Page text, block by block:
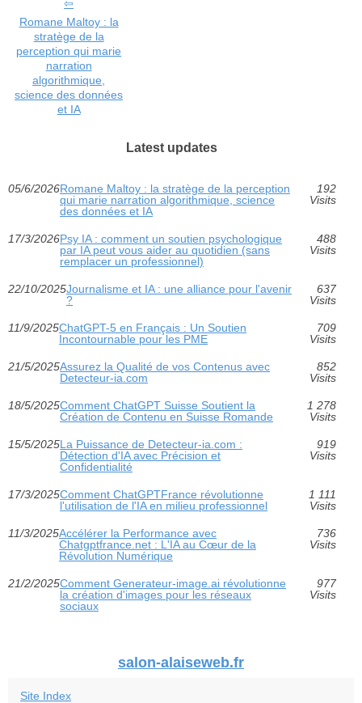
Romane Maltoy : la
stratège de la
perception qui marie
narration
algorithmique,
science des données
et IA
Latest updates
05/6/2026Romane Maltoy : la stratège de la perception
qui marie narration algorithmique, science
des données et IA
192
Visits
17/3/2026Psy IA : comment un soutien psychologique
par IA peut vous aider au quotidien (sans
remplacer un professionnel)
488
Visits
22/10/2025Journalisme et IA : une alliance pour l'avenir
?
637
Visits
11/9/2025ChatGPT-5 en Français : Un Soutien
Incontournable pour les PME
709
Visits
21/5/2025Assurez la Qualité de vos Contenus avec
Detecteur-ia.com
852
Visits
18/5/2025Comment ChatGPT Suisse Soutient la
Création de Contenu en Suisse Romande
1 278
Visits
15/5/2025La Puissance de Detecteur-ia.com :
Détection d'IA avec Précision et
Confidentialité
919
Visits
17/3/2025Comment ChatGPTFrance révolutionne
l'utilisation de l'IA en milieu professionnel
1 111
Visits
11/3/2025Accélérer la Performance avec
Chatgptfrance.net : L'IA au Cœur de la
Révolution Numérique
736
Visits
21/2/2025Comment Generateur-image.ai révolutionne
la création d'images pour les réseaux
sociaux
977
Visits
salon-alaiseweb.fr
Site Index